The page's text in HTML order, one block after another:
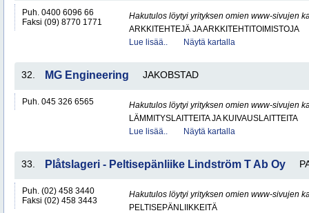
Puh. 0400 6096 66
Faksi (09) 8770 1771
Hakutulos löytyi yrityksen omien www-sivujen
ARKKITEHTEJÄ JA ARKKITEHTITOIMISTOJA
Lue lisää..
Näytä kartalla
32. MG Engineering JAKOBSTAD
Puh. 045 326 6565
Hakutulos löytyi yrityksen omien www-sivujen
LÄMMITYSLAITTEITA JA KUIVAUSLAITTEITA
Lue lisää..
Näytä kartalla
33. Plåtslageri - Peltisepänliike Lindström T Ab Oy
Puh. (02) 458 3440
Faksi (02) 458 3443
Hakutulos löytyi yrityksen omien www-sivujen
PELTISEPÄNLIIKKEITÄ